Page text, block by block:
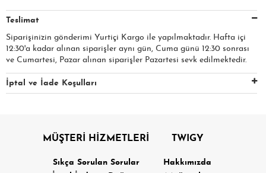
Teslimat
Siparişinizin gönderimi Yurtiçi Kargo ile yapılmaktadır. Hafta içi
12:30'a kadar alınan siparişler aynı gün, Cuma günü 12:30 sonrası
ve Cumartesi, Pazar alınan siparişler Pazartesi sevk edilmektedir.
İptal ve İade Koşulları
MÜŞTERİ HİZMETLERİ
Sıkça Sorulan Sorular
TWIGY
Hakkımızda